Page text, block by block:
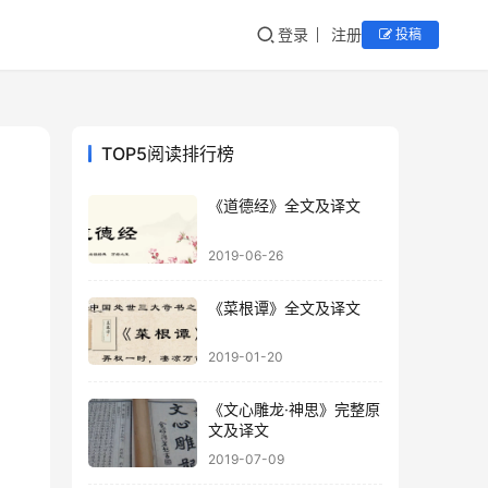
登录 注册 投稿
TOP5阅读排行榜
《道德经》全文及译文
2019-06-26
《菜根谭》全文及译文
2019-01-20
《文心雕龙·神思》完整原
文及译文
2019-07-09